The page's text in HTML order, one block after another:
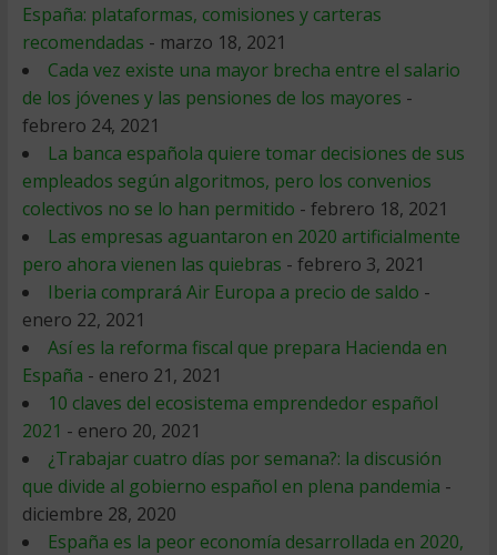
España: plataformas, comisiones y carteras
recomendadas - marzo 18, 2021
Cada vez existe una mayor brecha entre el salario
de los jóvenes y las pensiones de los mayores -
febrero 24, 2021
La banca española quiere tomar decisiones de sus
empleados según algoritmos, pero los convenios
colectivos no se lo han permitido - febrero 18, 2021
Las empresas aguantaron en 2020 artificialmente
pero ahora vienen las quiebras - febrero 3, 2021
Iberia comprará Air Europa a precio de saldo -
enero 22, 2021
Así es la reforma fiscal que prepara Hacienda en
España - enero 21, 2021
10 claves del ecosistema emprendedor español
2021 - enero 20, 2021
¿Trabajar cuatro días por semana?: la discusión
que divide al gobierno español en plena pandemia -
diciembre 28, 2020
España es la peor economía desarrollada en 2020,